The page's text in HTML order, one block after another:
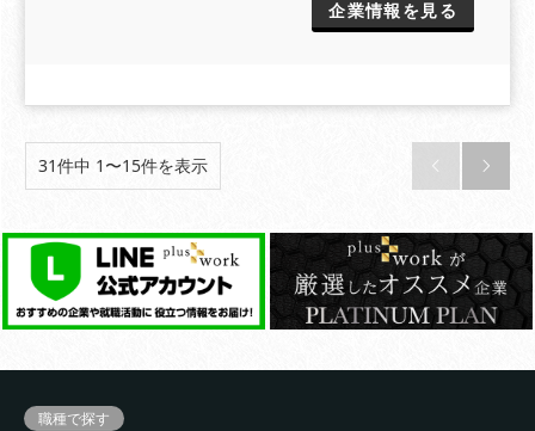
企業情報を見る
31件中 1〜15件を表示  
職種で探す